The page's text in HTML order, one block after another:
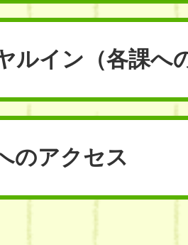
ルイン （各課へ
のアクセス